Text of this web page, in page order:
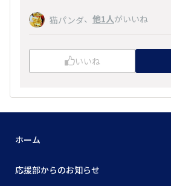
猫パンダ、 他1人がいいね
いいね
ホーム
応援部からのお知らせ